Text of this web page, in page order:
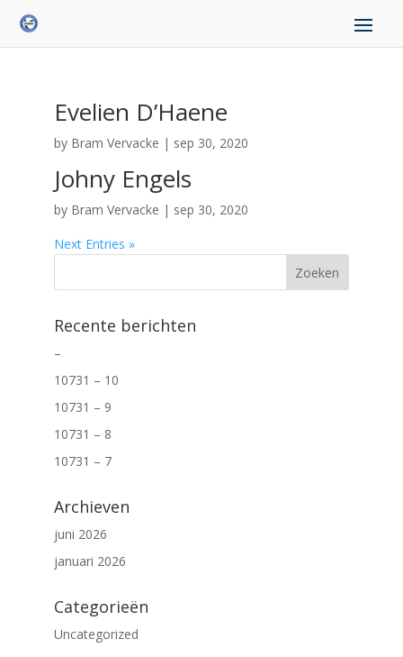
Evelien D’Haene
by Bram Vervacke | sep 30, 2020
Johny Engels
by Bram Vervacke | sep 30, 2020
Next Entries »
Recente berichten
–
10731 – 10
10731 – 9
10731 – 8
10731 – 7
Archieven
juni 2026
januari 2026
Categorieën
Uncategorized